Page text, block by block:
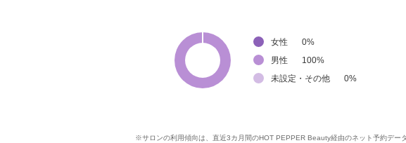
女性 0%
男性
100%
未設定・その他
0%
※サロンの利用傾向は、直近3カ月間のHOT PEPPER Beauty経由のネット予約デー